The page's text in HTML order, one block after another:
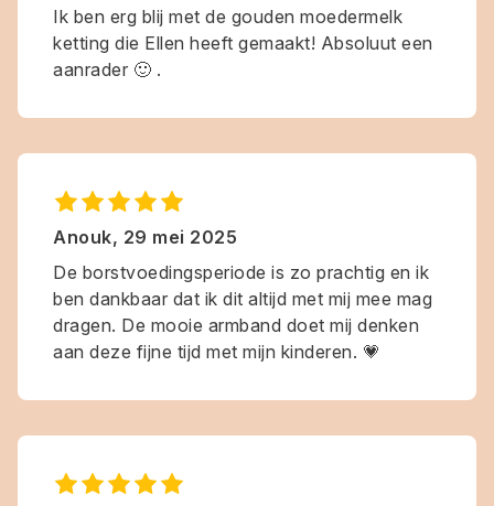
Ik ben erg blij met de gouden moedermelk
ketting die Ellen heeft gemaakt! Absoluut een
aanrader 🙂 .
Anouk, 29 mei 2025
De borstvoedingsperiode is zo prachtig en ik
ben dankbaar dat ik dit altijd met mij mee mag
dragen. De mooie armband doet mij denken
aan deze fijne tijd met mijn kinderen. 💗